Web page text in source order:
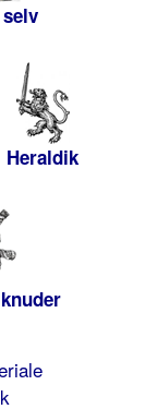
Heraldik